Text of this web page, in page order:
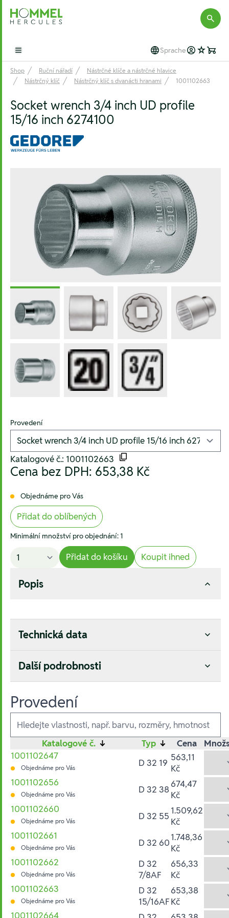
Hommel Hercules
Open main menu Sprache
Shop Ruční nářadí
Nástrčné klíče a nástrčné hlavice
Nástrčný klíč
Nástrčný klíč s dvanácti hranami 1001102663
Socket wrench 3/4 inch UD profile
15/16 inch 6274100
Provedení
Katalogové č.: 1001102663
Cena bez DPH: 653,38 Kč
Objednáme pro Vás
Přidat do oblíbených
Minimální množství pro objednání: 1
Přidat do košíku Koupit ihned
Popis
Technická data
Další podrobnosti
Provedení
Ausführungen
Katalogové č. ↓ Typ ↓ Cena
1001102647
Objednáme pro Vás D 32 19 563,11
Kč
1001102656
Objednáme pro Vás D 32 38674,47
Kč
1001102660
Objednáme pro Vás D 32 55 1.509,62
Kč
1001102661
Objednáme pro Vás D 32 601.748,36
Kč
1001102662
Objednáme pro Vás
D 32
7/8AF
656,33
Kč
1001102663
Objednáme pro Vás
D 32
15/16AF
653,38
Kč
1001102664